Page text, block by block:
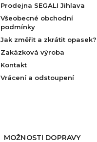
Prodejna SEGALI Jihlava
Všeobecné obchodní
podmínky
Jak změřit a zkrátit opasek?
Zakázková výroba
Kontakt
Vrácení a odstoupení
MOŽNOSTI DOPRAVY